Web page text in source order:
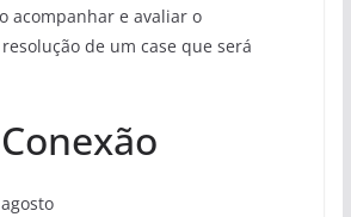
acompanhar e avaliar o
de um case que será